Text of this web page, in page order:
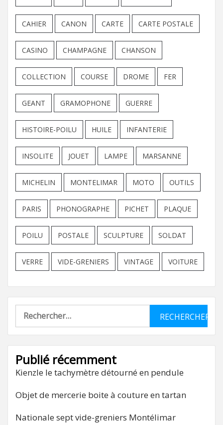
CAHIER CANON CARTE CARTE POSTALE
CASINO CHAMPAGNE CHANSON
COLLECTION COURSE DROME FER
GEANT GRAMOPHONE GUERRE
HISTOIRE-POILU HUILE INFANTERIE
INSOLITE JOUET LAMPE MARSANNE
MICHELIN MONTELIMAR MOTO OUTILS
PARIS PHONOGRAPHE PICHET PLAQUE
POILU POSTALE SCULPTURE SOLDAT
VERRE VIDE-GRENIERS VINTAGE VOITURE
Rechercher :
Publié récemment
Kienzle le tachymètre détourné en pendule
Objet de mercerie boite à couture en tartan
Nationale sept vide-greniers Montélimar